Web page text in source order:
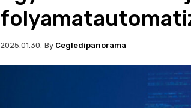
2025.01.30. By Cegledipanorama